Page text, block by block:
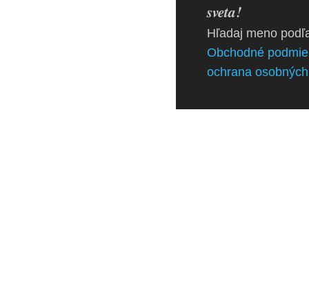
sveta!
Hľadaj meno
Obchodné
ochrana